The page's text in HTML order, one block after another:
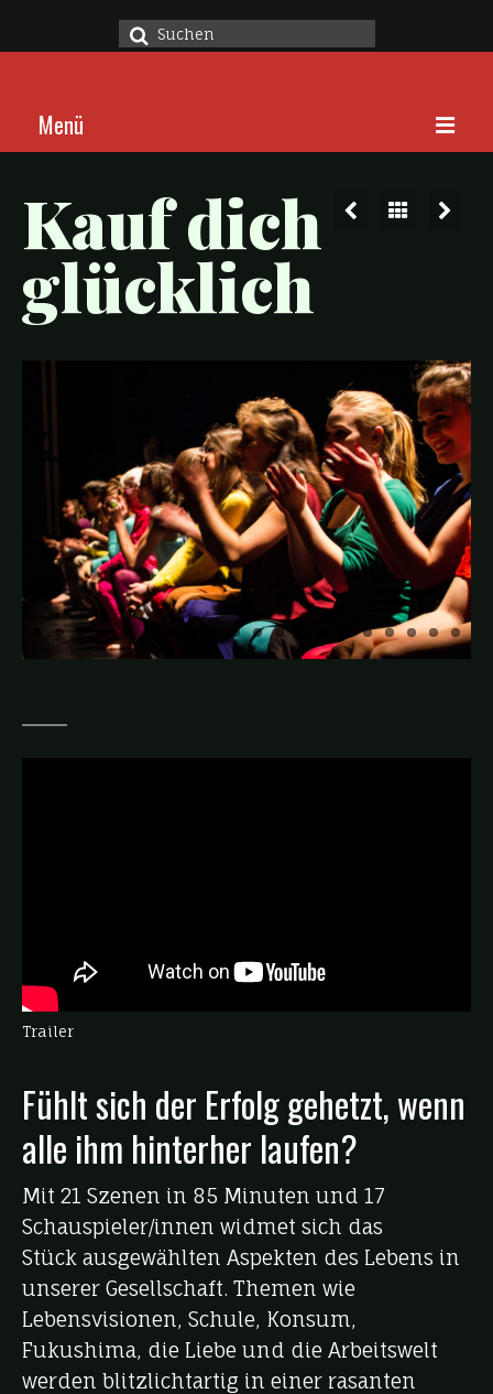
Suche
Menü
Stücke
Über
Kalender
Kauf dich
glücklich
Trailer
Fühlt sich der Erfolg gehetzt, wenn
alle ihm hinterher laufen?
Mit 21 Szenen in 85 Minuten und 17
Schauspieler/innen widmet sich das
Stück ausgewählten Aspekten des Lebens in
unserer Gesellschaft. Themen wie
Lebensvisionen, Schule, Konsum,
Fukushima, die Liebe und die Arbeitswelt
werden blitzlichtartig in einer rasanten